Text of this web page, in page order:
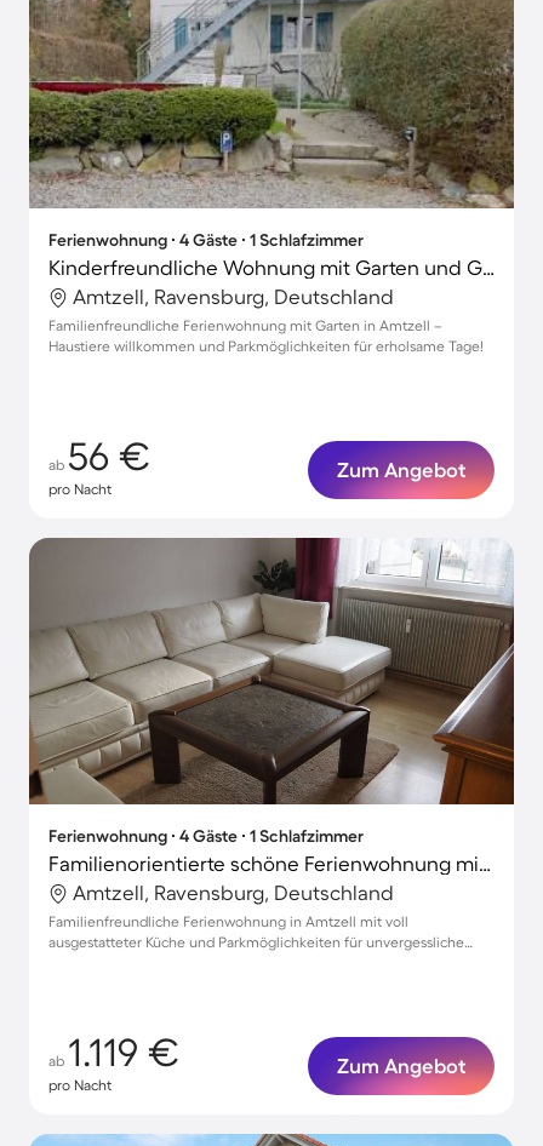
Ferienwohnung ∙ 4 Gäste ∙ 1 Schlafzimmer
Kinderfreundliche Wohnung mit Garten und Grill | Haustiere sind willkommen
Amtzell, Ravensburg, Deutschland
Familienfreundliche Ferienwohnung mit Garten in Amtzell –
Haustiere willkommen und Parkmöglichkeiten für erholsame Tage!
ab 56 €
pro Nacht
Zum Angebot
Ferienwohnung ∙ 4 Gäste ∙ 1 Schlafzimmer
Familienorientierte schöne Ferienwohnung mit Grill
Amtzell, Ravensburg, Deutschland
Familienfreundliche Ferienwohnung in Amtzell mit voll
ausgestatteter Küche und Parkmöglichkeiten für unvergessliche
ab 1.119 €
pro Nacht
Zum Angebot